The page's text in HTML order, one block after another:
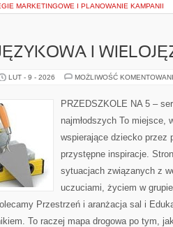
MARKETINGOWE I PLANOWANIE KAMPANII
I
LUT - 9 - 2026 MOŻLIWOŚĆ
PRZEDSZKOLE NA 5 –
najmłodszych To miejsce,
wspierające dziecko przez
przystępne inspiracje.
sytuacjach związanych z
uczuciami, życiem w
Przestrzeń i aranżacja sal i
To raczej mapa drogowa po tym,